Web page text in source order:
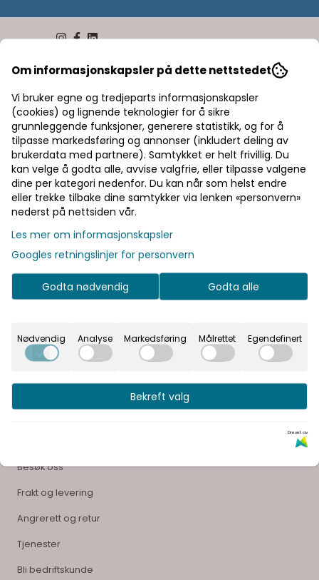
Selskapsinformasjon
OSLO VVS SENTER AS
Strømsveien 325
1081 Oslo
Org. nr. 974698250MVA
nettbutikk@oslovvssenter.no
Om oss
Merkevarer
Tilbudsvarer
VVS OUTLET
Kundeservice
Besøk oss
Frakt og levering
Angrerett og retur
Tjenester
Bli bedriftskunde
Om informasjonskapsler på dette nettstedet
Vi bruker egne og tredjeparts informasjonskapsler
(cookies) og lignende teknologier for å sikre
grunnleggende funksjoner, generere statistikk, og for å
tilpasse markedsføring og annonser (inkludert deling av
brukerdata med partnere). Samtykket er helt frivillig. Du
kan velge å godta alle, avvise valgfrie, eller tilpasse valgene
dine per kategori nedenfor. Du kan når som helst endre
eller trekke tilbake dine samtykker via lenken «personvern»
nederst på nettsiden vår.
Les mer om informasjonskapsler
Googles retningslinjer for personvern
Godta nødvendig Godta alle
Nødvendig Analyse Markedsføring Målrettet Egendefinert
Bekreft valg
Drevet av